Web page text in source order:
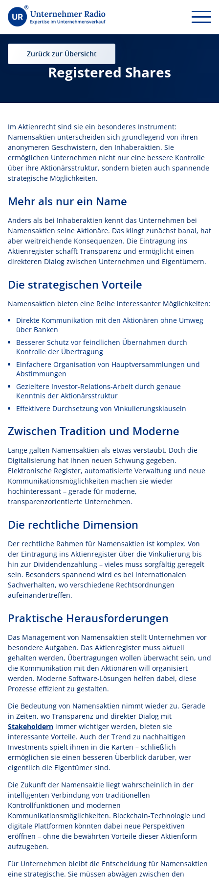
Zurück zur Übersicht
Registered Shares
Im Aktienrecht sind sie ein besonderes Instrument:
Namensaktien unterscheiden sich grundlegend von ihren
anonymeren Geschwistern, den Inhaberaktien. Sie
ermöglichen Unternehmen nicht nur eine bessere Kontrolle
über ihre Aktionärsstruktur, sondern bieten auch spannende
strategische Möglichkeiten.
Mehr als nur ein Name
Anders als bei Inhaberaktien kennt das Unternehmen bei
Namensaktien seine Aktionäre. Das klingt zunächst banal, hat
aber weitreichende Konsequenzen. Die Eintragung ins
Aktienregister schafft Transparenz und ermöglicht einen
direkteren Dialog zwischen Unternehmen und Eigentümern.
Die strategischen Vorteile
Namensaktien bieten eine Reihe interessanter Möglichkeiten:
Direkte Kommunikation mit den Aktionären ohne Umweg
über Banken
Besserer Schutz vor feindlichen Übernahmen durch
Kontrolle der Übertragung
Einfachere Organisation von Hauptversammlungen und
Abstimmungen
Gezieltere Investor-Relations-Arbeit durch genaue
Kenntnis der Aktionärsstruktur
Effektivere Durchsetzung von Vinkulierungsklauseln
Zwischen Tradition und Moderne
Lange galten Namensaktien als etwas verstaubt. Doch die
Digitalisierung hat ihnen neuen Schwung gegeben.
Elektronische Register, automatisierte Verwaltung und neue
Kommunikationsmöglichkeiten machen sie wieder
hochinteressant – gerade für moderne,
transparenzorientierte Unternehmen.
Die rechtliche Dimension
Der rechtliche Rahmen für Namensaktien ist komplex. Von
der Eintragung ins Aktienregister über die Vinkulierung bis
hin zur Dividendenzahlung – vieles muss sorgfältig geregelt
sein. Besonders spannend wird es bei internationalen
Sachverhalten, wo verschiedene Rechtsordnungen
aufeinandertreffen.
Praktische Herausforderungen
Das Management von Namensaktien stellt Unternehmen vor
besondere Aufgaben. Das Aktienregister muss aktuell
gehalten werden, Übertragungen wollen überwacht sein, und
die Kommunikation mit den Aktionären will organisiert
werden. Moderne Software-Lösungen helfen dabei, diese
Prozesse effizient zu gestalten.
Die Bedeutung von Namensaktien nimmt wieder zu. Gerade
in Zeiten, wo Transparenz und direkter Dialog mit
Stakeholdern immer wichtiger werden, bieten sie
interessante Vorteile. Auch der Trend zu nachhaltigen
Investments spielt ihnen in die Karten – schließlich
ermöglichen sie einen besseren Überblick darüber, wer
eigentlich die Eigentümer sind.
Die Zukunft der Namensaktie liegt wahrscheinlich in der
intelligenten Verbindung von traditionellen
Kontrollfunktionen und modernen
Kommunikationsmöglichkeiten. Blockchain-Technologie und
digitale Plattformen könnten dabei neue Perspektiven
eröffnen – ohne die bewährten Vorteile dieser Aktienform
aufzugeben.
Für Unternehmen bleibt die Entscheidung für Namensaktien
eine strategische. Sie müssen abwägen zwischen den